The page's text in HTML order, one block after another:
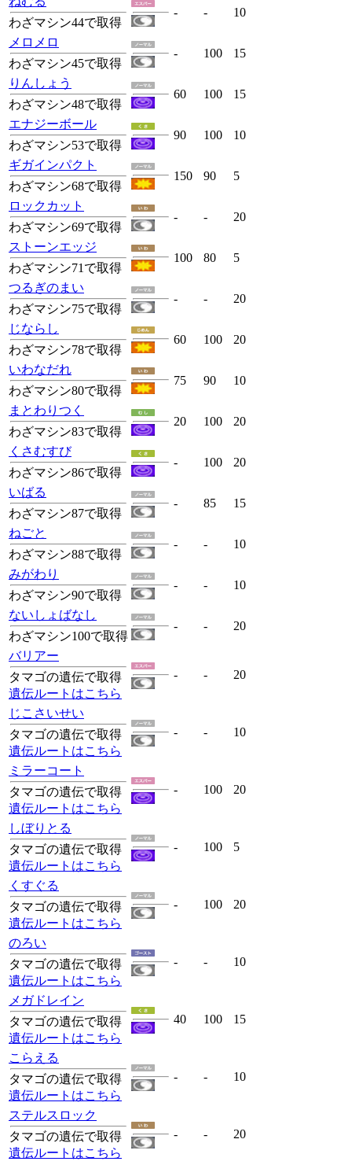
わざマシン44で取得
- - 10
メロメロ
わざマシン45で取得
- 100 15
りんしょう
わざマシン48で取得
60 100 15
エナジーボール
わざマシン53で取得
90 100 10
ギガインパクト
わざマシン68で取得
150 90 5
ロックカット
わざマシン69で取得
- - 20
ストーンエッジ
わざマシン71で取得
100 80 5
つるぎのまい
わざマシン75で取得
- - 20
じならし
わざマシン78で取得
60 100 20
いわなだれ
わざマシン80で取得
75 90 10
まとわりつく
わざマシン83で取得
20 100 20
くさむすび
わざマシン86で取得
- 100 20
いばる
わざマシン87で取得
- 85 15
ねごと
わざマシン88で取得
- - 10
みがわり
わざマシン90で取得
- - 10
ないしょばなし
わざマシン100で取得
- - 20
バリアー
タマゴの遺伝で取得
遺伝ルートはこちら
- - 20
じこさいせい
タマゴの遺伝で取得
遺伝ルートはこちら
- - 10
ミラーコート
タマゴの遺伝で取得
遺伝ルートはこちら
- 100 20
しぼりとる
タマゴの遺伝で取得
遺伝ルートはこちら
- 100 5
くすぐる
タマゴの遺伝で取得
遺伝ルートはこちら
- 100 20
のろい
タマゴの遺伝で取得
遺伝ルートはこちら
- - 10
メガドレイン
タマゴの遺伝で取得
遺伝ルートはこちら
40 100 15
こらえる
タマゴの遺伝で取得
遺伝ルートはこちら
- - 10
ステルスロック
タマゴの遺伝で取得
遺伝ルートはこちら
- - 20